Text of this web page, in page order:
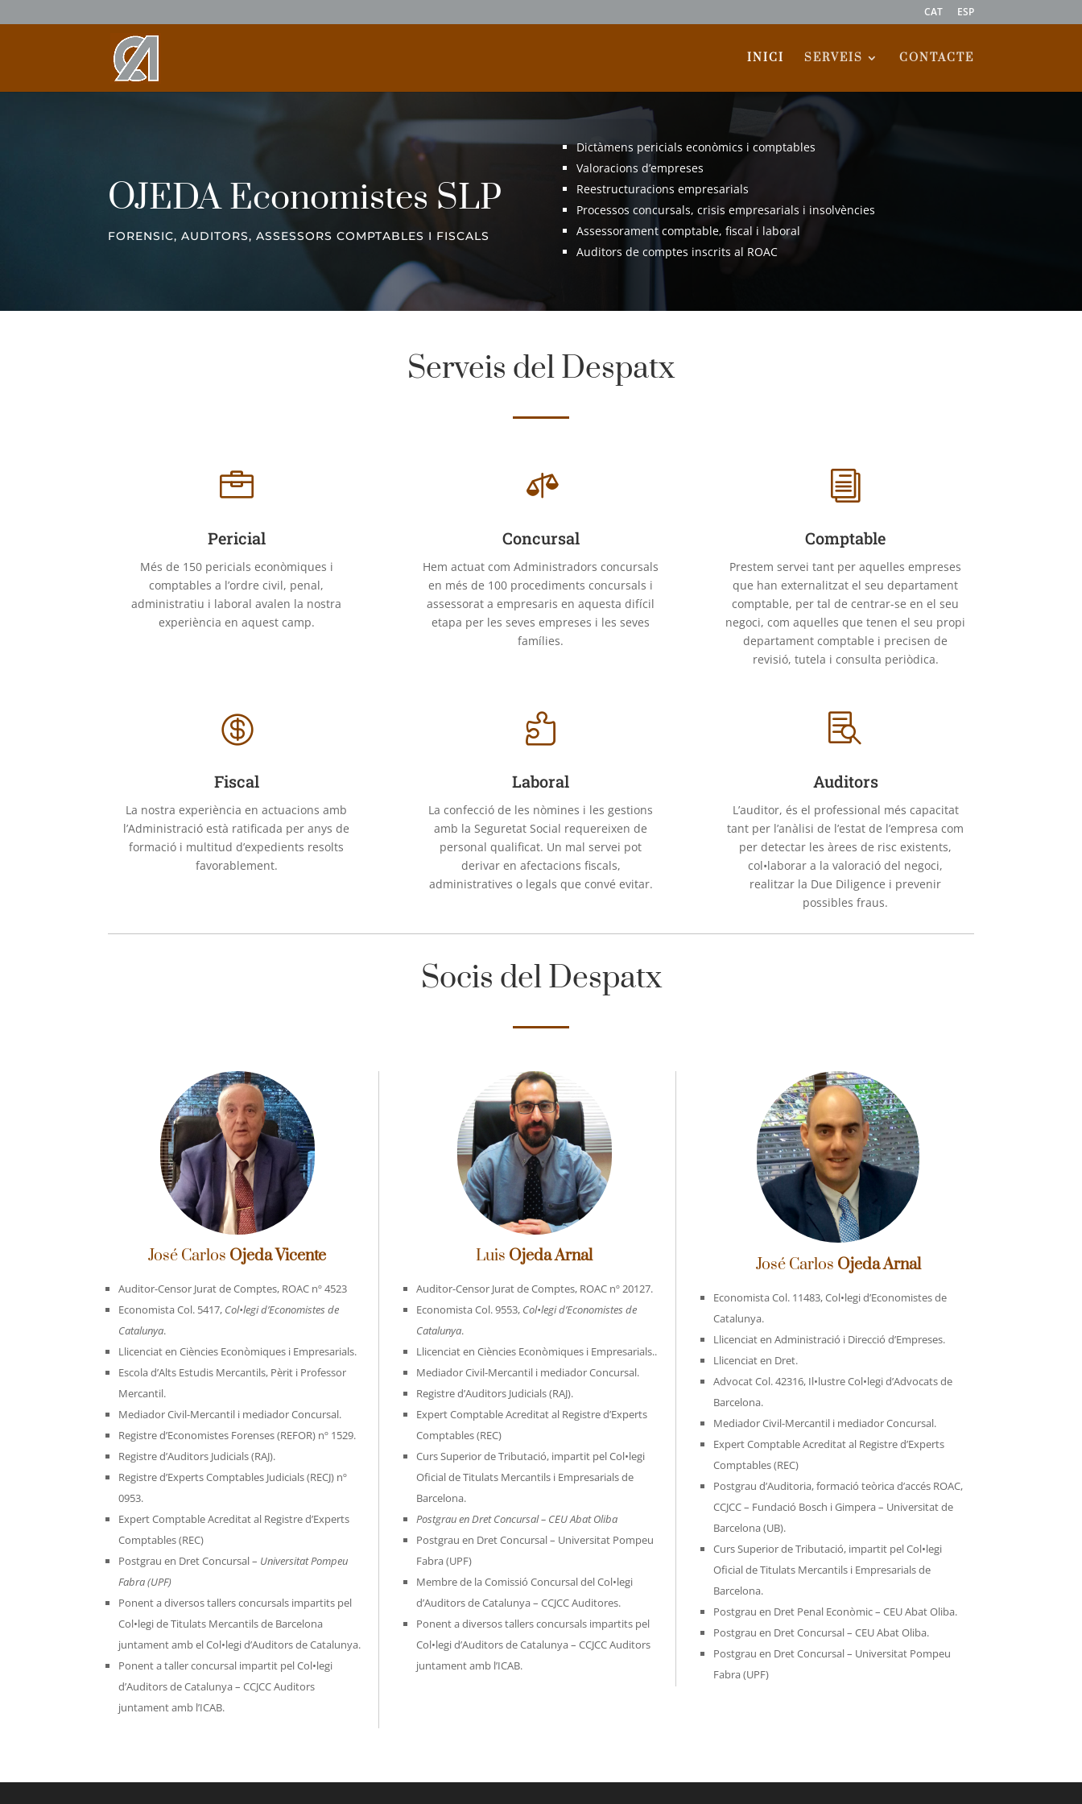
CAT ESP
INICI SERVEIS CONTACTE
OJEDA Economistes SLP
FORENSIC, AUDITORS, ASSESSORS COMPTABLES I FISCALS
Dictàmens pericials econòmics i comptables
Valoracions d’empreses
Reestructuracions empresarials
Processos concursals, crisis empresarials i insolvències
Assessorament comptable, fiscal i laboral
Auditors de comptes inscrits al ROAC
Serveis del Despatx

Pericial
Més de 150 pericials econòmiques i
comptables a l’ordre civil, penal,
administratiu i laboral avalen la nostra
experiència en aquest camp.

Concursal
Hem actuat com Administradors concursals
en més de 100 procediments concursals i
assessorat a empresaris en aquesta difícil
etapa per les seves empreses i les seves
famílies.
i
Comptable
Prestem servei tant per aquelles empreses
que han externalitzat el seu departament
comptable, per tal de centrar-se en el seu
negoci, com aquelles que tenen el seu propi
departament comptable i precisen de
revisió, tutela i consulta periòdica.

Fiscal
La nostra experiència en actuacions amb
l’Administració està ratificada per anys de
formació i multitud d’expedients resolts
favorablement.

Laboral
La confecció de les nòmines i les gestions
amb la Seguretat Social requereixen de
personal qualificat. Un mal servei pot
derivar en afectacions fiscals,
administratives o legals que convé evitar.

Auditors
L’auditor, és el professional més capacitat
tant per l’anàlisi de l’estat de l’empresa com
per detectar les àrees de risc existents,
col•laborar a la valoració del negoci,
realitzar la Due Diligence i prevenir
possibles fraus.
Socis del Despatx
José Carlos Ojeda Vicente
Auditor-Censor Jurat de Comptes, ROAC nº 4523
Economista Col. 5417, Col•legi d’Economistes de
Catalunya.
Llicenciat en Ciències Econòmiques i Empresarials.
Escola d’Alts Estudis Mercantils, Pèrit i Professor
Mercantil.
Mediador Civil-Mercantil i mediador Concursal.
Registre d’Economistes Forenses (REFOR) nº 1529.
Registre d’Auditors Judicials (RAJ).
Registre d’Experts Comptables Judicials (RECJ) nº
0953.
Expert Comptable Acreditat al Registre d’Experts
Comptables (REC)
Postgrau en Dret Concursal – Universitat Pompeu
Fabra (UPF)
Ponent a diversos tallers concursals impartits pel
Col•legi de Titulats Mercantils de Barcelona
juntament amb el Col•legi d’Auditors de Catalunya.
Ponent a taller concursal impartit pel Col•legi
d’Auditors de Catalunya – CCJCC Auditors
juntament amb l’ICAB.
Luis Ojeda Arnal
Auditor-Censor Jurat de Comptes, ROAC nº 20127.
Economista Col. 9553, Col•legi d’Economistes de
Catalunya.
Llicenciat en Ciències Econòmiques i Empresarials..
Mediador Civil-Mercantil i mediador Concursal.
Registre d’Auditors Judicials (RAJ).
Expert Comptable Acreditat al Registre d’Experts
Comptables (REC)
Curs Superior de Tributació, impartit pel Col•legi
Oficial de Titulats Mercantils i Empresarials de
Barcelona.
Postgrau en Dret Concursal – CEU Abat Oliba
Postgrau en Dret Concursal – Universitat Pompeu
Fabra (UPF)
Membre de la Comissió Concursal del Col•legi
d’Auditors de Catalunya – CCJCC Auditores.
Ponent a diversos tallers concursals impartits pel
Col•legi d’Auditors de Catalunya – CCJCC Auditors
juntament amb l’ICAB.
José Carlos Ojeda Arnal
Economista Col. 11483, Col•legi d’Economistes de
Catalunya.
Llicenciat en Administració i Direcció d’Empreses.
Llicenciat en Dret.
Advocat Col. 42316, Il•lustre Col•legi d’Advocats de
Barcelona.
Mediador Civil-Mercantil i mediador Concursal.
Expert Comptable Acreditat al Registre d’Experts
Comptables (REC)
Postgrau d’Auditoria, formació teòrica d’accés ROAC,
CCJCC – Fundació Bosch i Gimpera – Universitat de
Barcelona (UB).
Curs Superior de Tributació, impartit pel Col•legi
Oficial de Titulats Mercantils i Empresarials de
Barcelona.
Postgrau en Dret Penal Econòmic – CEU Abat Oliba.
Postgrau en Dret Concursal – CEU Abat Oliba.
Postgrau en Dret Concursal – Universitat Pompeu
Fabra (UPF)